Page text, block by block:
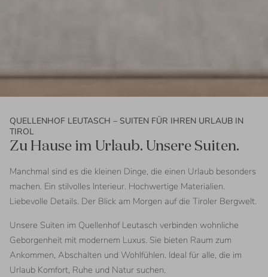
QUELLENHOF LEUTASCH – SUITEN FÜR IHREN URLAUB IN
TIROL
Zu Hause im Urlaub. Unsere Suiten.
Manchmal sind es die kleinen Dinge, die einen Urlaub besonders
machen. Ein stilvolles Interieur. Hochwertige Materialien.
Liebevolle Details. Der Blick am Morgen auf die Tiroler Bergwelt.
Unsere Suiten im Quellenhof Leutasch verbinden wohnliche
Geborgenheit mit modernem Luxus. Sie bieten Raum zum
Ankommen, Abschalten und Wohlfühlen. Ideal für alle, die im
Urlaub Komfort, Ruhe und Natur suchen.